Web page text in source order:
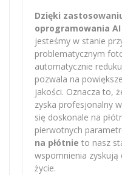
Dzięki
oprogramowania
jesteśmy w stanie
problematycznym
automatycznie
pozwala na
jakości. Oznacza to,
zyska profesjonalny
się doskonale na
pierwotnych
na płótnie to nasz
wspomnienia zyskują
życie.